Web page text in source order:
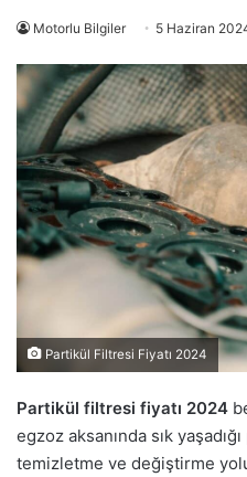
Motorlu Bilgiler 5 Haziran
Partikül Filtresi Fiyatı 2024
Partikül filtresi fiyatı 2024
egzoz aksanında sık
temizletme ve değiştirme